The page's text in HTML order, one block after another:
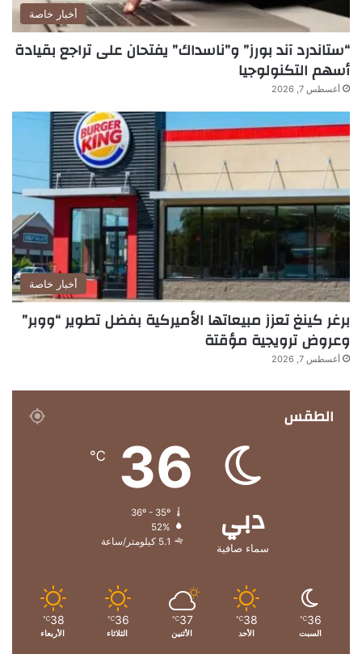
أخبار خاصة
“ستاندرد آند بورز” و”ناسداك” يفتحان على تراجع بقيادة
أسهم التكنولوجيا
أغسطس 7, 2026
أخبار خاصة
برغر كينغ تعزز مبيعاتها الأميركية بفضل تطوير “ووبر”
وعروض ترويجية مؤقتة
أغسطس 7, 2026
الطقس
دبي
سماء صافية
36
℃
36º - 35º
52%
5.1 كيلومتر/ساعة
36
℃
السبت
38
℃
الأحد
37
℃
الأثنين
36
℃
الثلاثاء
38
℃
الأربعاء